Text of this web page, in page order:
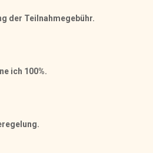
der Teilnahmegebühr.
ich 100%.